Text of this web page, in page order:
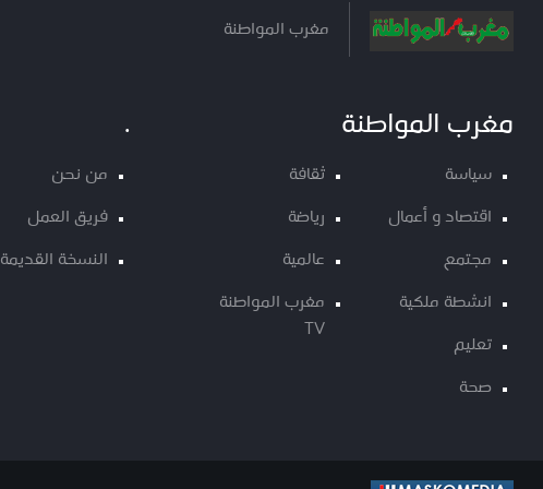
مغرب المواطنة
مغرب المواطنة
سياسة
اقتصاد و أعمال
مجتمع
انشطة ملكية
تعليم
صحة
ثقافة
رياضة
عالمية
مغرب المواطنة
TV
.
من نحن
فريق العمل
النسخة القديمة